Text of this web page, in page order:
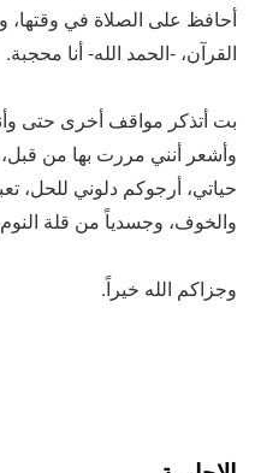
أحافظ على الصلاة في
القرآن، -الحمد الله- أنا محجبة.
بت أتذكر مواقف أخرى حتى
وأشعر أنني مررت بها من
حياتي، أرجوكم دلوني للحل،
والخوف، وجسدياً من قلة النوم
وجزاكم الله خيراً.